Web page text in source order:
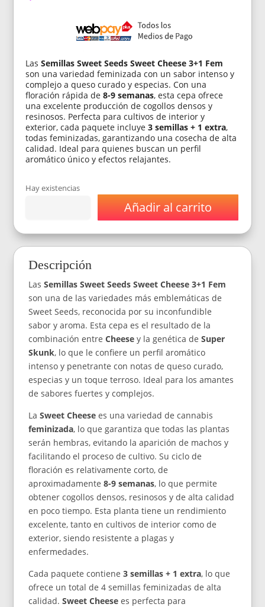
LasSemillas Sweet Seeds Sweet Cheese 3+1 Fem
son una variedad feminizada con un sabor intenso y
complejo a queso curado y especias. Con una
floración rápida de8-9 semanas, esta cepa ofrece
una excelente producción de cogollos densos y
resinosos. Perfecta para cultivos de interior y
exterior, cada paquete incluye3 semillas + 1 extra,
todas feminizadas, garantizando una cosecha de alta
calidad. Ideal para quienes buscan un perfil
aromático único y efectos relajantes.
Hay existencias
Seeds
Sweet
3+1
cantidad
Añadir al carrito
Descripción
LasSemillas Sweet Seeds Sweet Cheese 3+1 Fem
son una de las variedades más emblemáticas de
Sweet Seeds, reconocida por su inconfundible
sabor y aroma. Esta cepa es el resultado de la
combinación entreCheese y la genética deSuper
Skunk, lo que le confiere un perfil aromático
intenso y penetrante con notas de queso curado,
especias y un toque terroso. Ideal para los amantes
de sabores fuertes y complejos.
LaSweet Cheese es una variedad de cannabis
feminizada, lo que garantiza que todas las plantas
serán hembras, evitando la aparición de machos y
facilitando el proceso de cultivo. Su ciclo de
floración es relativamente corto, de
aproximadamente8-9 semanas, lo que permite
obtener cogollos densos, resinosos y de alta calidad
en poco tiempo. Esta planta tiene un rendimiento
excelente, tanto en cultivos de interior como de
exterior, siendo resistente a plagas y
enfermedades.
Cada paquete contiene3 semillas + 1 extra, lo que
ofrece un total de 4 semillas feminizadas de alta
calidad.Sweet Cheese es perfecta para